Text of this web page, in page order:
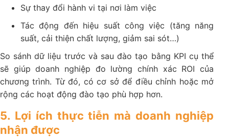
Sự thay đổi hành vi tại nơi làm việc
Tác động đến hiệu suất công việc (tăng năng
suất, cải thiện chất lượng, giảm sai sót…)
So sánh dữ liệu trước và sau đào tạo bằng KPI cụ thể
sẽ giúp doanh nghiệp đo lường chính xác ROI của
chương trình. Từ đó, có cơ sở để điều chỉnh hoặc mở
rộng các hoạt động đào tạo phù hợp hơn.
5. Lợi ích thực tiễn mà doanh nghiệp
nhận được